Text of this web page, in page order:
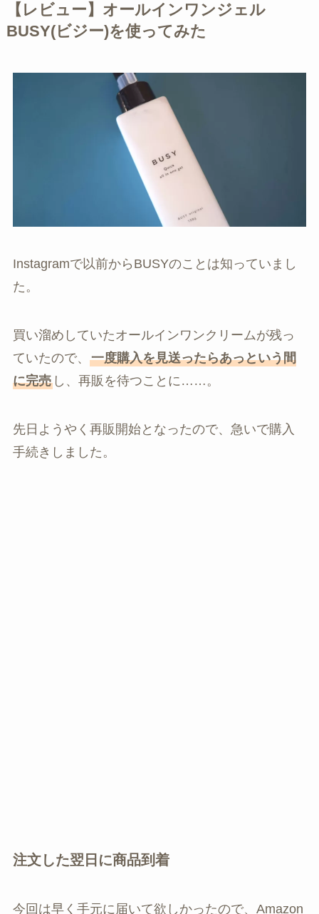
【レビュー】オールインワンジェル
BUSY(ビジー)を使ってみた
Instagramで以前からBUSYのことは知っていまし
た。
買い溜めしていたオールインワンクリームが残っ
ていたので、 一度購入を見送ったらあっという間
に完売し、再販を待つことに……。
先日ようやく再販開始となったので、急いで購入
手続きしました。
注文した翌日に商品到着
今回は早く手元に届いて欲しかったので、Amazon